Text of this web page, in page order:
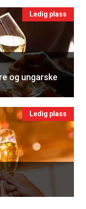
Ledig plass
og ungarske
Ledig plass